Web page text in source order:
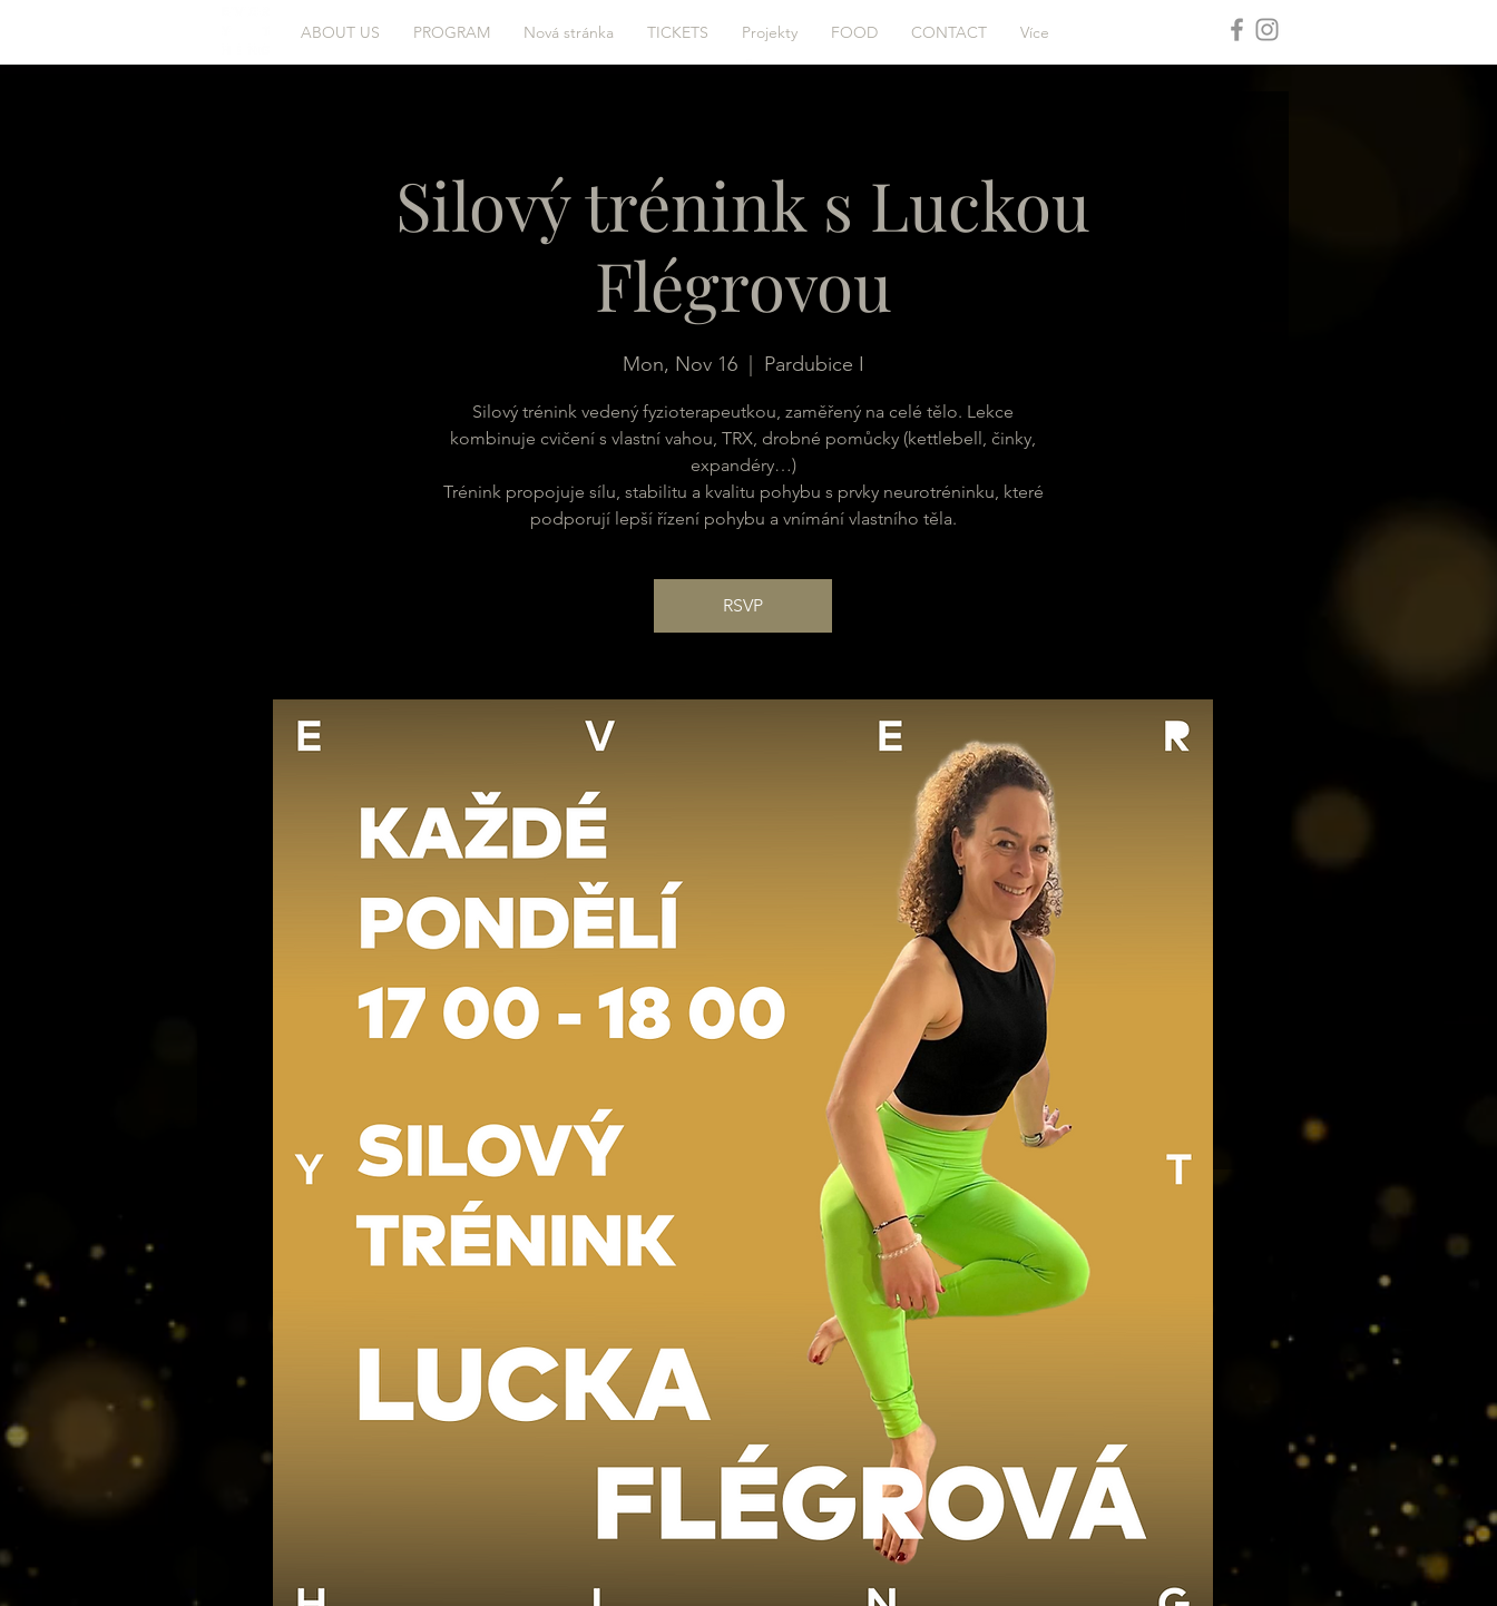
ABOUT US PROGRAM Nová stránka TICKETS Projekty FOOD CONTACT Více
Silový trénink s Luckou
Flégrovou
Mon, Nov 16
  |
Pardubice I
Silový trénink vedený fyzioterapeutkou, zaměřený na celé tělo. Lekce
kombinuje cvičení s vlastní vahou, TRX, drobné pomůcky (kettlebell, činky,
expandéry…)
Trénink propojuje sílu, stabilitu a kvalitu pohybu s prvky neurotréninku, které
podporují lepší řízení pohybu a vnímání vlastního těla.
RSVP